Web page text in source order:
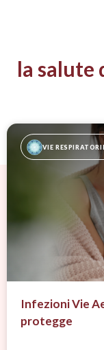
Main
la salute
VIE
Infezioni Vie
protegge